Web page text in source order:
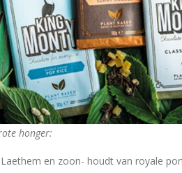
honger:
en zoon- houdt van royale